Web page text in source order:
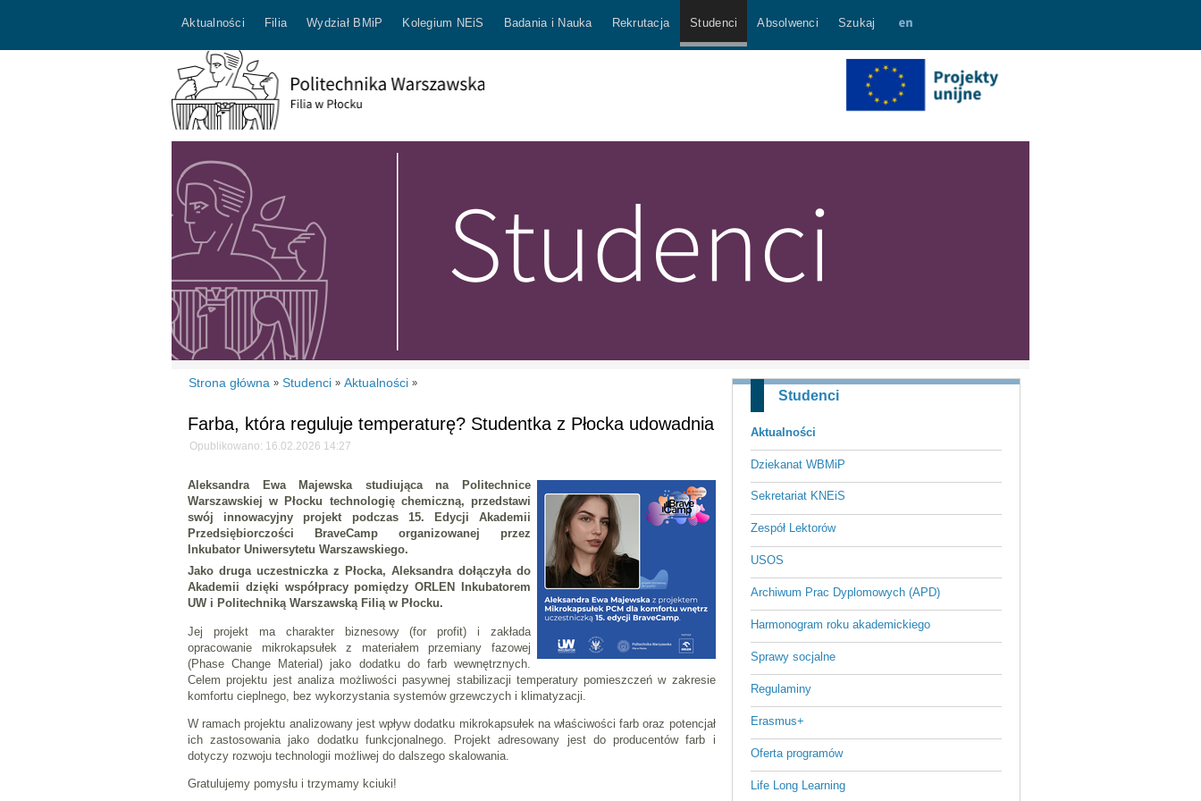
Aktualności Filia Wydział BMiP Kolegium NEiS Badania i Nauka Rekrutacja Studenci Absolwenci Szukaj
Studenci
Aktualności
Dziekanat WBMiP
Sekretariat KNEiS
Zespół Lektorów
USOS
Archiwum Prac Dyplomowych (APD)
Harmonogram roku akademickiego
Sprawy socjalne
Regulaminy
Erasmus+
Oferta programów
Life Long Learning
Strona główna » Studenci » Aktualności »
Farba, która reguluje temperaturę? Studentka z Płocka udowadnia
Opublikowano: 16.02.2026 14:27
Aleksandra Ewa Majewska studiująca na Politechnice
Warszawskiej w Płocku technologię chemiczną, przedstawi
swój innowacyjny projekt podczas 15. Edycji Akademii
Przedsiębiorczości BraveCamp organizowanej przez
Inkubator Uniwersytetu Warszawskiego.
Jako druga uczestniczka z Płocka, Aleksandra dołączyła do
Akademii dzięki współpracy pomiędzy ORLEN Inkubatorem
UW i Politechniką Warszawską Filią w Płocku.
Jej projekt ma charakter biznesowy (for profit) i zakłada
opracowanie mikrokapsułek z materiałem przemiany fazowej
(Phase Change Material) jako dodatku do farb wewnętrznych.
Celem projektu jest analiza możliwości pasywnej stabilizacji temperatury pomieszczeń w zakresie
komfortu cieplnego, bez wykorzystania systemów grzewczych i klimatyzacji.
W ramach projektu analizowany jest wpływ dodatku mikrokapsułek na właściwości farb oraz potencjał
ich zastosowania jako dodatku funkcjonalnego. Projekt adresowany jest do producentów farb i
dotyczy rozwoju technologii możliwej do dalszego skalowania.
Gratulujemy pomysłu i trzymamy kciuki!